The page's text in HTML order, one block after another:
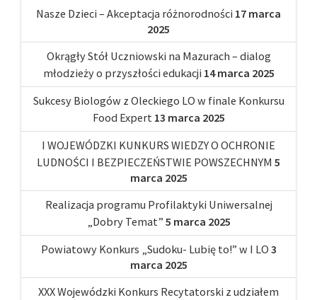
Nasze Dzieci – Akceptacja różnorodności 17 marca
2025
Okrągły Stół Uczniowski na Mazurach – dialog
młodzieży o przyszłości edukacji 14 marca 2025
Sukcesy Biologów z Oleckiego LO w finale Konkursu
Food Expert 13 marca 2025
I WOJEWÓDZKI KUNKURS WIEDZY O OCHRONIE
LUDNOŚCI I BEZPIECZEŃSTWIE POWSZECHNYM 5
marca 2025
Realizacja programu Profilaktyki Uniwersalnej
„Dobry Temat” 5 marca 2025
Powiatowy Konkurs „Sudoku- Lubię to!” w I LO 3
marca 2025
XXX Wojewódzki Konkurs Recytatorski z udziałem